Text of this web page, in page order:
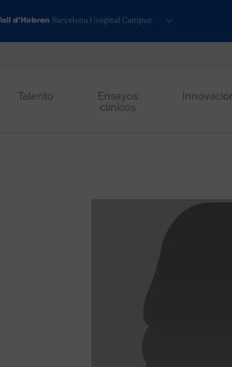
Talento
Ensayos
clínicos